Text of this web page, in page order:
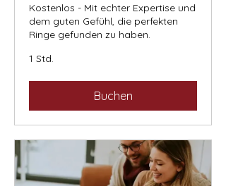
Kostenlos - Mit echter Expertise und
dem guten Gefühl, die perfekten
Ringe gefunden zu haben.
1 Std.
Buchen